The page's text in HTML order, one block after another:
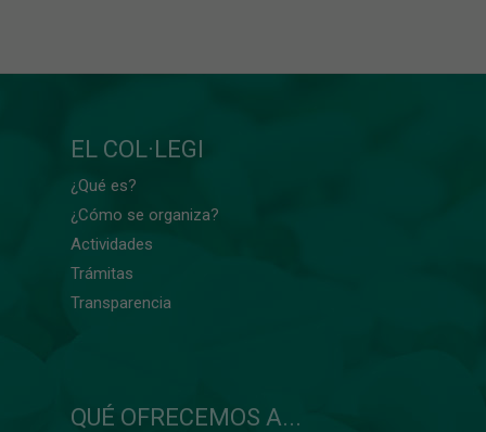
EL COL·LEGI
¿Qué es?
¿Cómo se organiza?
Actividades
Trámitas
Transparencia
QUÉ OFRECEMOS A...